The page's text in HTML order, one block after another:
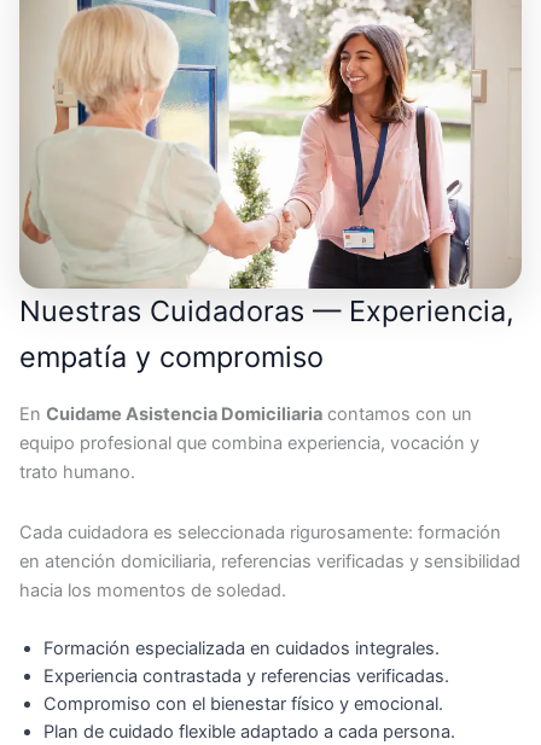
Nuestras Cuidadoras — Experiencia,
empatía y compromiso
En Cuidame Asistencia Domiciliaria contamos con un
equipo profesional que combina experiencia, vocación y
trato humano.
Cada cuidadora es seleccionada rigurosamente: formación
en atención domiciliaria, referencias verificadas y sensibilidad
hacia los momentos de soledad.
Formación especializada en cuidados integrales.
Experiencia contrastada y referencias verificadas.
Compromiso con el bienestar físico y emocional.
Plan de cuidado flexible adaptado a cada persona.